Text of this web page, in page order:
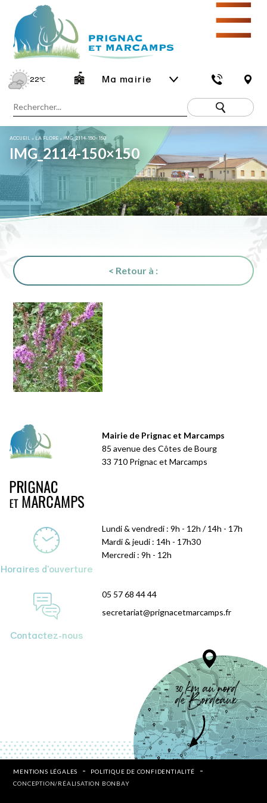
22℃ Ma mairie
☰
ACCUEIL » LA FLORE » IMG_2114-150×150
IMG_2114-150×150
< Retour à :
Mairie de Prignac et Marcamps
85 avenue des Côtes de Bourg
33 710 Prignac et Marcamps
Horaires d'ouverture
Lundi & vendredi : 9h - 12h / 14h - 17h
Mardi & jeudi : 14h - 17h30
Mercredi : 9h - 12h
Contactez-nous
05 57 68 44 44
secretariat@prignacetmarcamps.fr
MENTIONS LÉGALES
POLITIQUE DE CONFIDENTIALITÉ
CONCEPTION/RÉALISATION BONBAY